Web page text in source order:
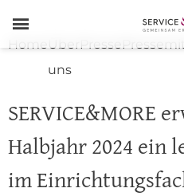
≡
Home Über
uns
Presse
SERVICE&MORE
Halbjahr 2024 ein
im